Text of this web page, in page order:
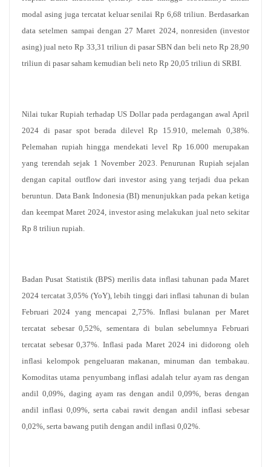
modal asing juga tercatat keluar senilai Rp 6,68 triliun. Berdasarkan
data setelmen sampai dengan 27 Maret 2024, nonresiden (investor
asing) jual neto Rp 33,31 triliun di pasar SBN dan beli neto Rp 28,90
triliun di pasar saham kemudian beli neto Rp 20,05 triliun di SRBI.
Nilai tukar Rupiah terhadap US Dollar pada perdagangan awal April
2024 di pasar spot berada dilevel Rp 15.910, melemah 0,38%.
Pelemahan rupiah hingga mendekati level Rp 16.000 merupakan
yang terendah sejak 1 November 2023. Penurunan Rupiah sejalan
dengan capital outflow dari investor asing yang terjadi dua pekan
beruntun. Data Bank Indonesia (BI) menunjukkan pada pekan ketiga
dan keempat Maret 2024, investor asing melakukan jual neto sekitar
Rp 8 triliun rupiah.
Badan Pusat Statistik (BPS) merilis data inflasi tahunan pada Maret
2024 tercatat 3,05% (YoY), lebih tinggi dari inflasi tahunan di bulan
Februari 2024 yang mencapai 2,75%. Inflasi bulanan per Maret
tercatat sebesar 0,52%, sementara di bulan sebelumnya Februari
tercatat sebesar 0,37%. Inflasi pada Maret 2024 ini didorong oleh
inflasi kelompok pengeluaran makanan, minuman dan tembakau.
Komoditas utama penyumbang inflasi adalah telur ayam ras dengan
andil 0,09%, daging ayam ras dengan andil 0,09%, beras dengan
andil inflasi 0,09%, serta cabai rawit dengan andil inflasi sebesar
0,02%, serta bawang putih dengan andil inflasi 0,02%.